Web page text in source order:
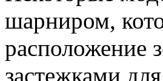
шарниром,
расположение
застежками